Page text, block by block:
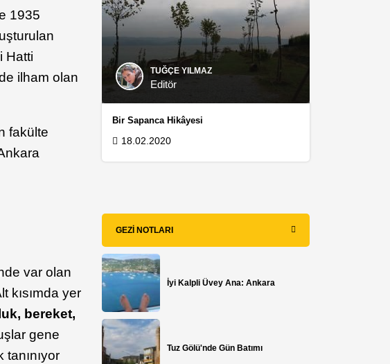
1935
Hatti
ilham olan
fakülte
var olan
kısımda yer
bereket,
gene
TUĞÇE YILMAZ
Editör
Bir Sapanca Hikâyesi
18.02.2020
GEZI NOTLARI
İyi Kalpli Üvey Ana: Ankara
Tuz Gölü'nde Gün Batımı